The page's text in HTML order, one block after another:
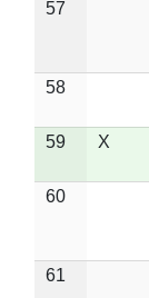
57
58
59 X
60
61